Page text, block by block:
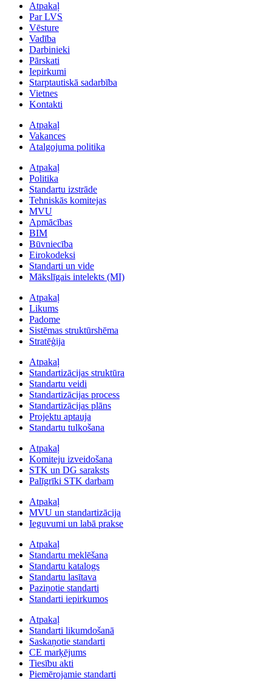
Atpakaļ
Par LVS
Vēsture
Vadība
Darbinieki
Pārskati
Iepirkumi
Starptautiskā sadarbība
Vietnes
Kontakti
Atpakaļ
Vakances
Atalgojuma politika
Atpakaļ
Politika
Standartu izstrāde
Tehniskās komitejas
MVU
Apmācības
BIM
Būvniecība
Eirokodeksi
Standarti un vide
Mākslīgais intelekts (MI)
Atpakaļ
Likums
Padome
Sistēmas struktūrshēma
Stratēģija
Atpakaļ
Standartizācijas struktūra
Standartu veidi
Standartizācijas process
Standartizācijas plāns
Projektu aptauja
Standartu tulkošana
Atpakaļ
Komiteju izveidošana
STK un DG saraksts
Palīgrīki STK darbam
Atpakaļ
MVU un standartizācija
Ieguvumi un labā prakse
Atpakaļ
Standartu meklēšana
Standartu katalogs
Standartu lasītava
Paziņotie standarti
Standarti iepirkumos
Atpakaļ
Standarti likumdošanā
Saskaņotie standarti
CE marķējums
Tiesību akti
Piemērojamie standarti